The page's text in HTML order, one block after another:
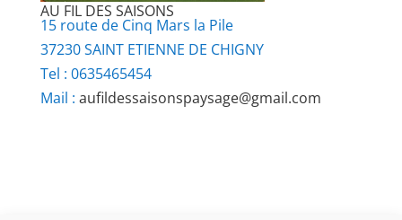
AU FIL DES SAISONS
15 route de Cinq Mars la Pile
37230 SAINT ETIENNE DE CHIGNY
Tel : 0635465454
Mail : aufildessaisonspaysage@gmail.com